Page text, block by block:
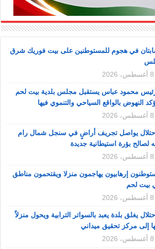
في هجوم للمستوطنين على بيت فوريك شرق
8 أغسطس، 2026
محمود عباس يستقبل مجلس بلدية بيت لحم
النهوض بالواقع السياحي والتنموي فيها
8 أغسطس، 2026
يواصل تجريف أراضٍ في سنجل شمال رام
لصالح بؤرة استيطانية جديدة
8 أغسطس، 2026
إرهابيون يهاجمون منزلا ويقتحمون مناطق
بيت لحم
8 أغسطس، 2026
يغلق بلدة يعبد بالسواتر الترابية ويحول منزلاً
إلى مركز تحقيق ميداني
8 أغسطس، 2026